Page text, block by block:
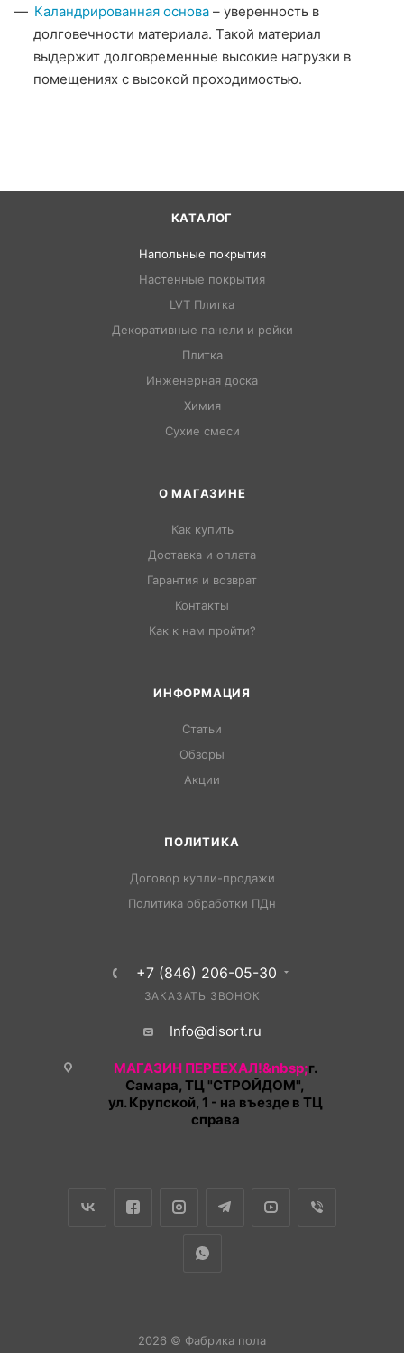
Каландрированная основа – уверенность в
долговечности материала. Такой материал
выдержит долговременные высокие нагрузки в
помещениях с высокой проходимостью.
КАТАЛОГ
Напольные покрытия
Настенные покрытия
LVT Плитка
Декоративные панели и рейки
Плитка
Инженерная доска
Химия
Сухие смеси
О МАГАЗИНЕ
Как купить
Доставка и оплата
Гарантия и возврат
Контакты
Как к нам пройти?
ИНФОРМАЦИЯ
Статьи
Обзоры
Акции
ПОЛИТИКА
Договор купли-продажи
Политика обработки ПДн
+7 (846) 206-05-30
ЗАКАЗАТЬ ЗВОНОК
Info@disort.ru
МАГАЗИН ПЕРЕЕХАЛ!&nbsp;г.
Самара, ТЦ "СТРОЙДОМ",
ул. Крупской, 1 - на въезде в ТЦ
справа
2026 © Фабрика пола